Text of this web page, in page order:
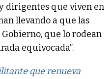
dirigentes que viven en
llevando a que las
que lo rodean
equivocada”.
que renueva